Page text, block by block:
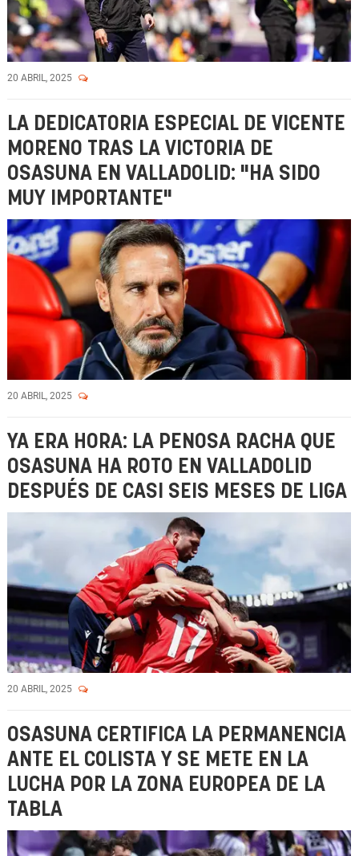
20 ABRIL, 2025
LA DEDICATORIA ESPECIAL DE VICENTE
MORENO TRAS LA VICTORIA DE
OSASUNA EN VALLADOLID: "HA SIDO
MUY IMPORTANTE"
20 ABRIL, 2025
YA ERA HORA: LA PENOSA RACHA QUE
OSASUNA HA ROTO EN VALLADOLID
DESPUÉS DE CASI SEIS MESES DE LIGA
20 ABRIL, 2025
OSASUNA CERTIFICA LA PERMANENCIA
ANTE EL COLISTA Y SE METE EN LA
LUCHA POR LA ZONA EUROPEA DE LA
TABLA